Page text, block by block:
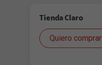
Tienda Claro
Quiero comprar